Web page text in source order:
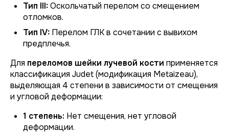
Тип III:Оскольчатый перелом со смещением
отломков.
Тип IV: Перелом ГЛК в сочетании с вывихом
предплечья.
Для переломов шейки лучевой кости применяется
классификация Judet (модификация Metaizeau),
выделяющая 4 степени в зависимости от смещения
и угловой деформации:
1 степень: Нет смещения, нет угловой
деформации.